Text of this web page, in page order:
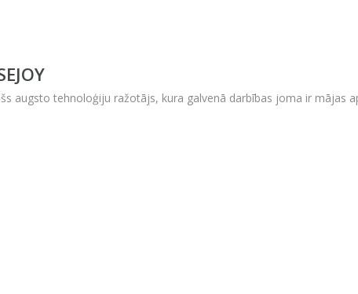
augsto tehnoloģiju ražotājs, kura galvenā darbības joma ir mājas